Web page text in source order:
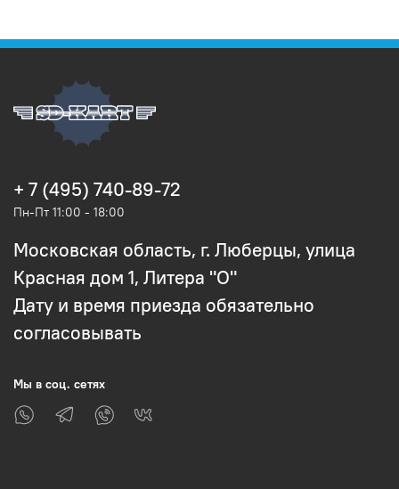
+ 7 (495) 740-89-72
Пн-Пт 11:00 - 18:00
Московская область, г. Люберцы, улица
Красная дом 1, Литера "О"
Дату и время приезда обязательно
согласовывать
Мы в соц. сетях